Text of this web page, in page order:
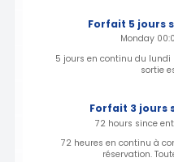
Forfait 5 jours
Monday
5 jours en continu du lundi
sortie
Forfait 3 jours
72 hours since
72 heures en continu à
réservation.